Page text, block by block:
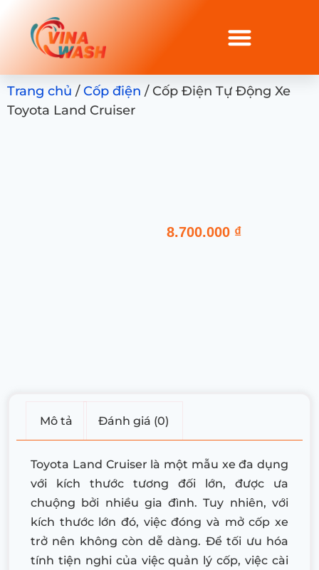
Trang chủ /Cốp điện / Cốp Điện Tự Động Xe
Toyota Land Cruiser
8.700.000 ₫
Mô tả Đánh giá (0)
Toyota Land Cruiser là một mẫu xe đa dụng
với kích thước tương đối lớn, được ưa
chuộng bởi nhiều gia đình. Tuy nhiên, với
kích thước lớn đó, việc đóng và mở cốp xe
trở nên không còn dễ dàng. Để tối ưu hóa
tính tiện nghi của việc quản lý cốp, việc cài